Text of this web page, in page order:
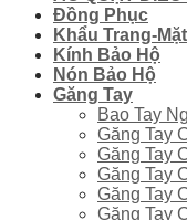
Đồng Phục
Khẩu Trang-
Kính Bảo Hộ
Nón Bảo Hộ
Găng Tay
Bao Tay
Găng Tay
Găng Tay
Găng Tay
Găng Tay
Găng Tay